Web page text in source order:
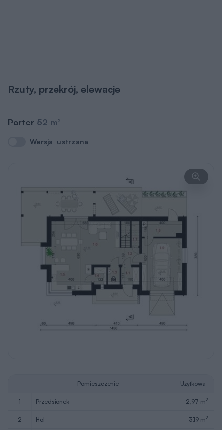
Rzuty, przekrój, elewacje
Parter 52 m2
Wersja lustrzana
Wersja lustrzana
Pomieszczenie Użytkowa
1 przedsionek 2,97 m2
2 hol 3,19 m2